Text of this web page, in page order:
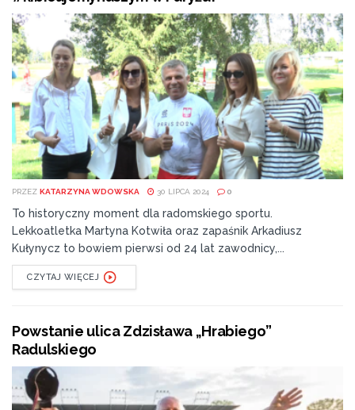
PRZEZ KATARZYNA WDOWSKA 30 LIPCA 2024 0
To historyczny moment dla radomskiego sportu.
Lekkoatletka Martyna Kotwiła oraz zapaśnik Arkadiusz
Kułynycz to bowiem pierwsi od 24 lat zawodnicy,...
CZYTAJ WIĘCEJ
Powstanie ulica Zdzisława „Hrabiego”
Radulskiego